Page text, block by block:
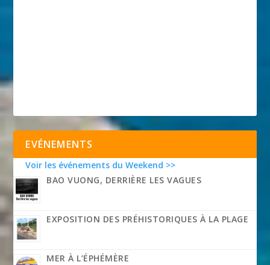
EVÉNEMENTS
Voir les événements du Weekend >>
BAO VUONG, DERRIÈRE LES VAGUES
EXPOSITION DES PRÉHISTORIQUES À LA PLAGE
MER À L’ÉPHÉMÈRE